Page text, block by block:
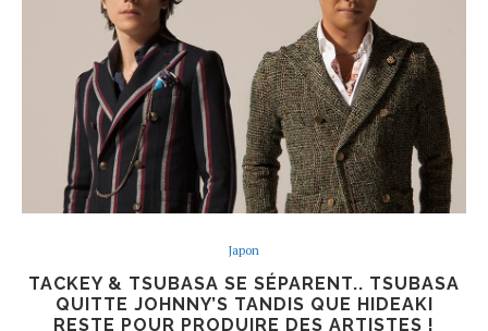
Japon
TACKEY & TSUBASA SE SÉPARENT.. TSUBASA
QUITTE JOHNNY’S TANDIS QUE HIDEAKI
RESTE POUR PRODUIRE DES ARTISTES !